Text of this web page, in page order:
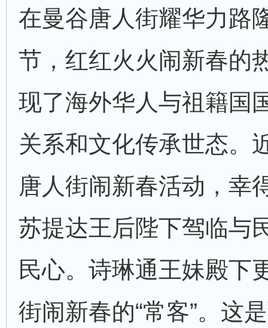
在曼谷唐人街耀华力路
节，红红火火闹新春的
现了海外华人与祖籍国
关系和文化传承世态。
唐人街闹新春活动，幸
苏提达王后陛下驾临与
民心。诗琳通王妹殿下
街闹新春的“常客”。这